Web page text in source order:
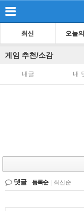
최신 오늘
게임 추천/소감
내글 내
댓글 등록순 최신순